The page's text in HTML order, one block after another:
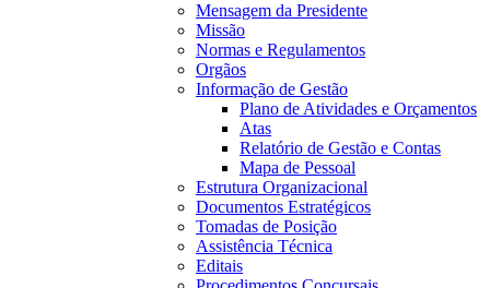
Mensagem da Presidente
Missão
Normas e Regulamentos
Orgãos
Informação de Gestão
Plano de Atividades e Orçamentos
Atas
Relatório de Gestão e Contas
Mapa de Pessoal
Estrutura Organizacional
Documentos Estratégicos
Tomadas de Posição
Assistência Técnica
Editais